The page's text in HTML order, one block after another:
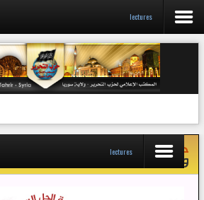
lectures
حملةلا لجريمة الحل السياسي نعم
وإقامة الخلافة
lectures